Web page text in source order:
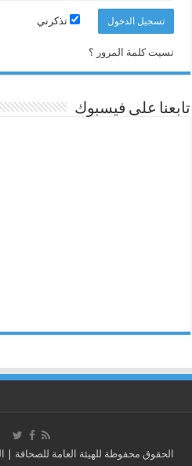
تذكرني
نسيت كلمة المرور ؟
تابعنا على فيسبوك
الحقوق محفوظة للهيئة العامة للصحافة |